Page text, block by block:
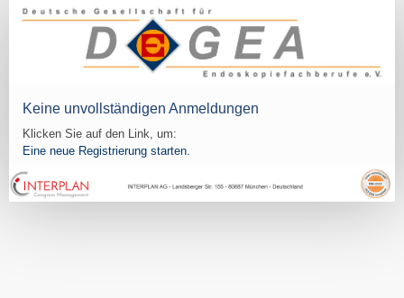
Keine unvollständigen Anmeldungen
Klicken Sie auf den Link, um:
Eine neue Registrierung starten.